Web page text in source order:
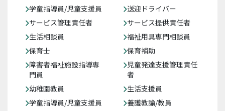
学童指導員/児童支援員
送迎ドライバー
サービス管理責任者
サービス提供責任者
生活相談員
福祉用具専門相談員
保育士
保育補助
障害者福祉施設指導専
門員
児童発達支援管理責任
者
幼稚園教員
生活支援員
学童指導員/児童支援員
養護教諭/教員